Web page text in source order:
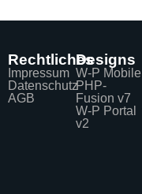
Rechtliches
Impressum
Datenschutz
AGB
Designs
W-P Mobile
PHP-
Fusion v7
W-P Portal
v2